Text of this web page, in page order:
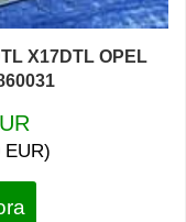
X17DTL OPEL
EUR)